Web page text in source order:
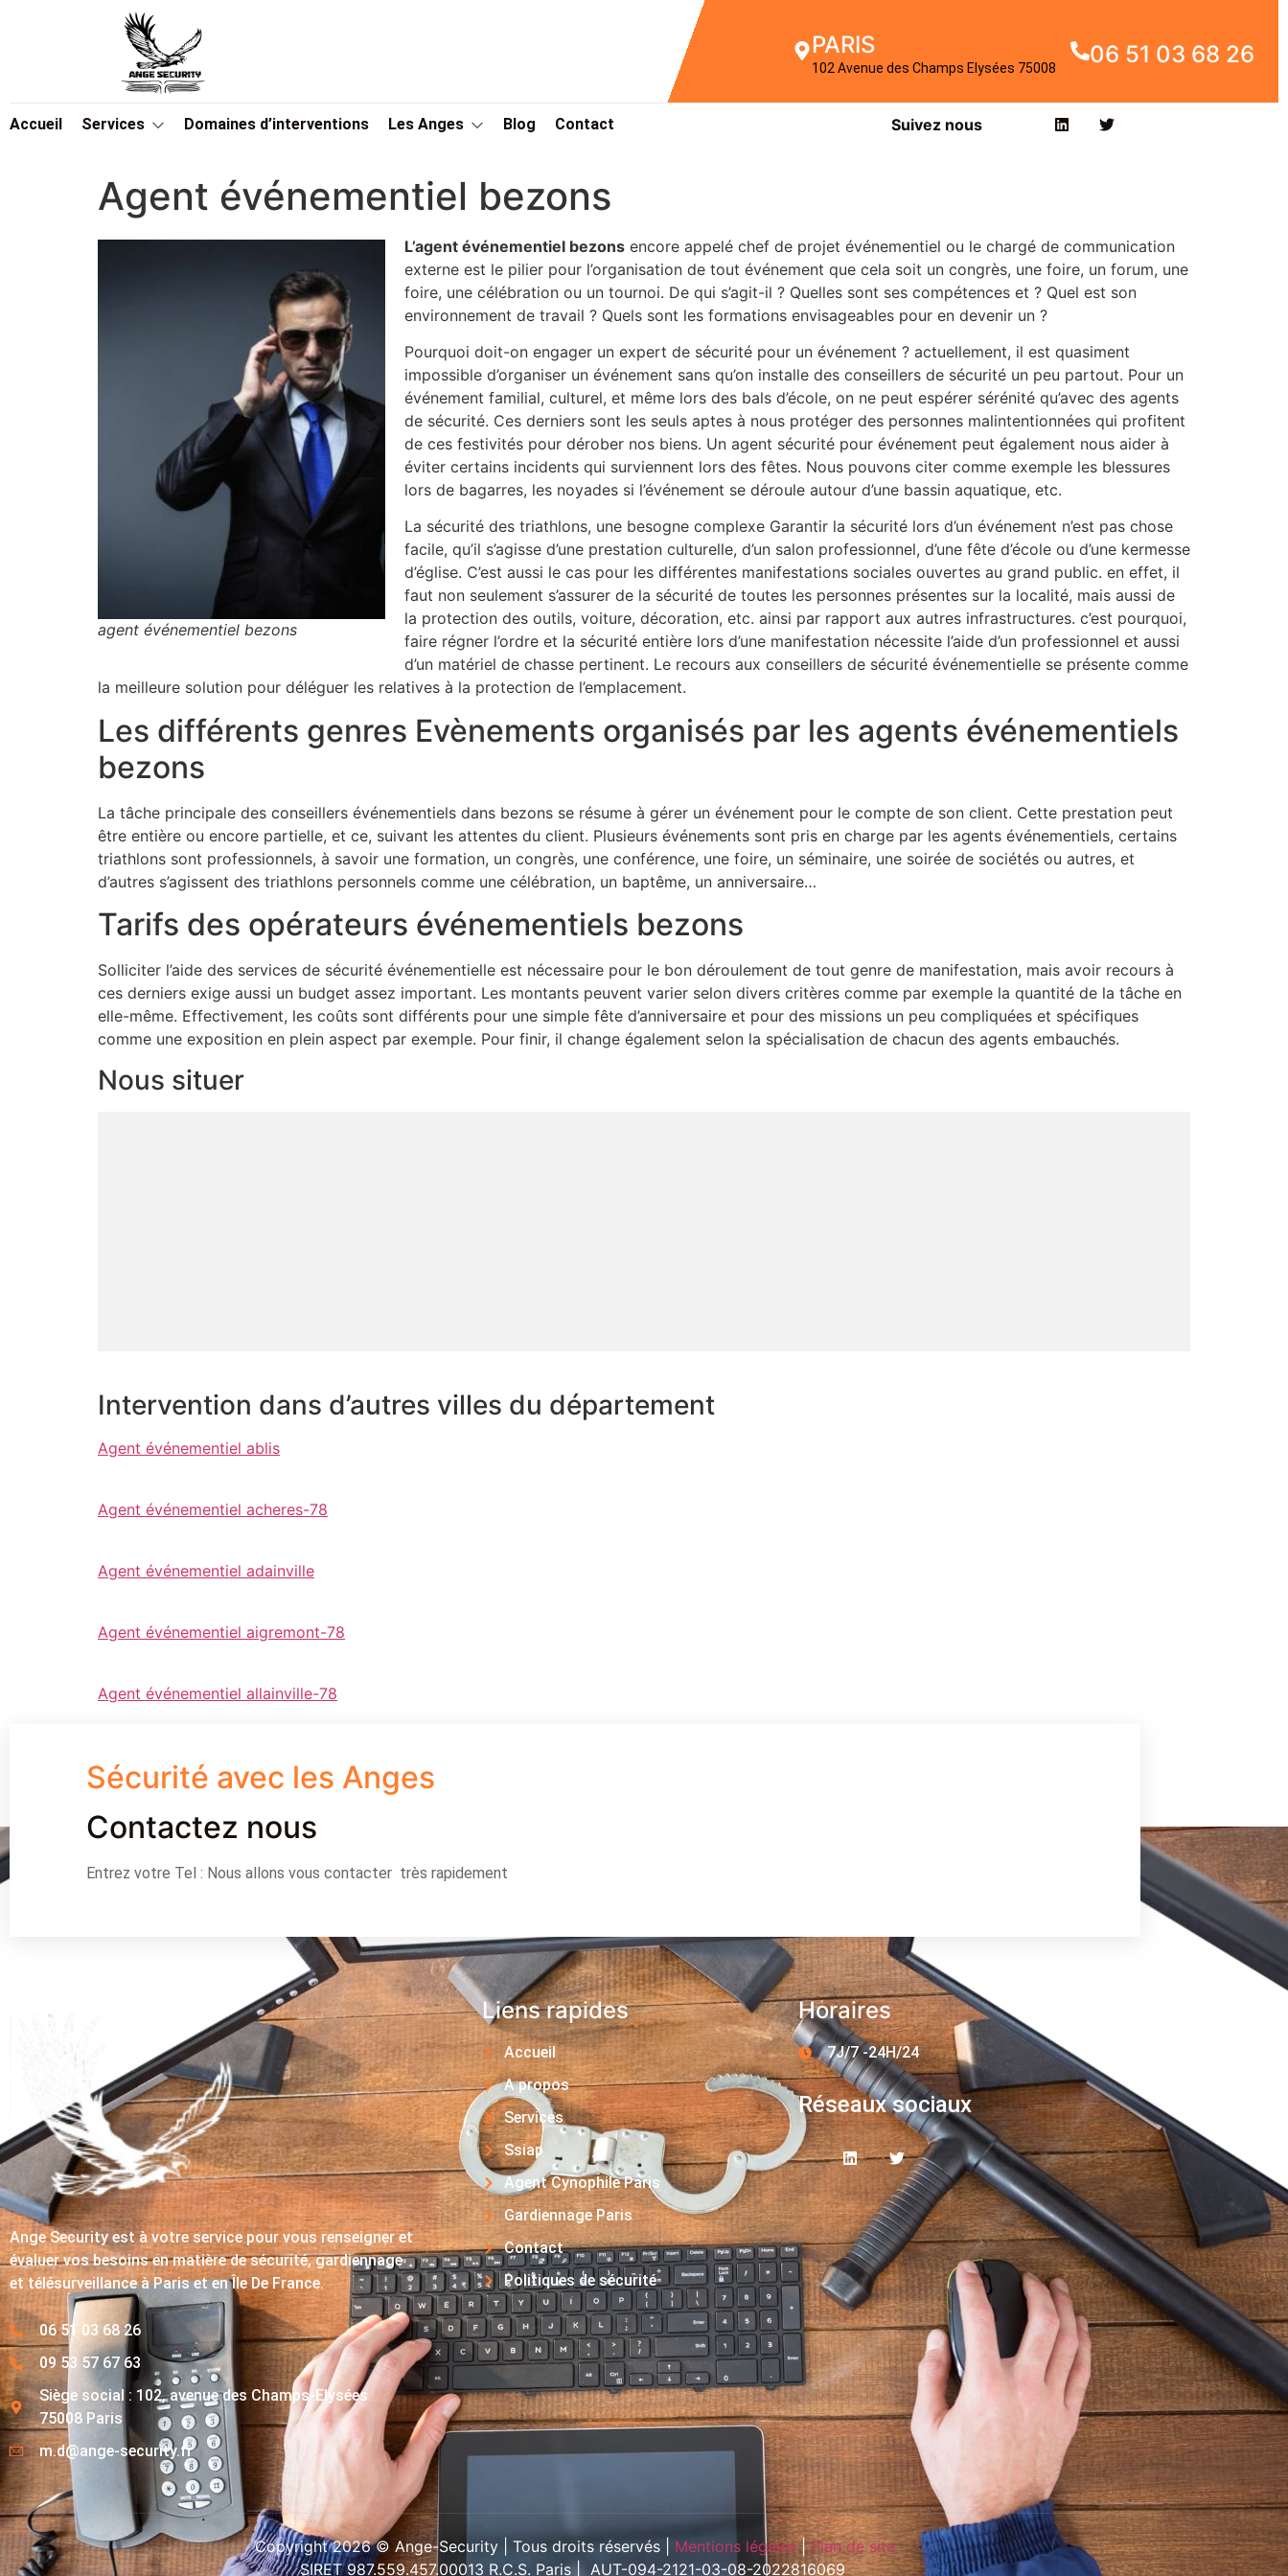
PARIS
102 Avenue des Champs Elysées 75008 06 51 03 68 26
Accueil Services Domaines d’interventions Les Anges Blog Contact Suivez nous
Agent événementiel bezons
agent événementiel bezons
L’agent événementiel bezons encore appelé chef de projet événementiel ou le chargé de communication
externe est le pilier pour l’organisation de tout événement que cela soit un congrès, une foire, un forum, une
foire, une célébration ou un tournoi. De qui s’agit-il ? Quelles sont ses compétences et ? Quel est son
environnement de travail ? Quels sont les formations envisageables pour en devenir un ?
Pourquoi doit-on engager un expert de sécurité pour un événement ? actuellement, il est quasiment
impossible d’organiser un événement sans qu’on installe des conseillers de sécurité un peu partout. Pour un
événement familial, culturel, et même lors des bals d’école, on ne peut espérer sérénité qu’avec des agents
de sécurité. Ces derniers sont les seuls aptes à nous protéger des personnes malintentionnées qui profitent
de ces festivités pour dérober nos biens. Un agent sécurité pour événement peut également nous aider à
éviter certains incidents qui surviennent lors des fêtes. Nous pouvons citer comme exemple les blessures
lors de bagarres, les noyades si l’événement se déroule autour d’une bassin aquatique, etc.
La sécurité des triathlons, une besogne complexe Garantir la sécurité lors d’un événement n’est pas chose
facile, qu’il s’agisse d’une prestation culturelle, d’un salon professionnel, d’une fête d’école ou d’une kermesse
d’église. C’est aussi le cas pour les différentes manifestations sociales ouvertes au grand public. en effet, il
faut non seulement s’assurer de la sécurité de toutes les personnes présentes sur la localité, mais aussi de
la protection des outils, voiture, décoration, etc. ainsi par rapport aux autres infrastructures. c’est pourquoi,
faire régner l’ordre et la sécurité entière lors d’une manifestation nécessite l’aide d’un professionnel et aussi
d’un matériel de chasse pertinent. Le recours aux conseillers de sécurité événementielle se présente comme
la meilleure solution pour déléguer les relatives à la protection de l’emplacement.
Les différents genres Evènements organisés par les agents événementiels
bezons
La tâche principale des conseillers événementiels dans bezons se résume à gérer un événement pour le compte de son client. Cette prestation peut
être entière ou encore partielle, et ce, suivant les attentes du client. Plusieurs événements sont pris en charge par les agents événementiels, certains
triathlons sont professionnels, à savoir une formation, un congrès, une conférence, une foire, un séminaire, une soirée de sociétés ou autres, et
d’autres s’agissent des triathlons personnels comme une célébration, un baptême, un anniversaire…
Tarifs des opérateurs événementiels bezons
Solliciter l’aide des services de sécurité événementielle est nécessaire pour le bon déroulement de tout genre de manifestation, mais avoir recours à
ces derniers exige aussi un budget assez important. Les montants peuvent varier selon divers critères comme par exemple la quantité de la tâche en
elle-même. Effectivement, les coûts sont différents pour une simple fête d’anniversaire et pour des missions un peu compliquées et spécifiques
comme une exposition en plein aspect par exemple. Pour finir, il change également selon la spécialisation de chacun des agents embauchés.
Nous situer
Intervention dans d’autres villes du département
Agent événementiel ablis
Agent événementiel acheres-78
Agent événementiel adainville
Agent événementiel aigremont-78
Agent événementiel allainville-78
Sécurité avec les Anges
Contactez nous
Entrez votre Tel : Nous allons vous contacter très rapidement
Ange Security est à votre service pour vous renseigner et
évaluer vos besoins en matière de sécurité, gardiennage
et télésurveillance à Paris et en Île De France.
06 51 03 68 26
09 53 57 67 63
Siège social : 102, avenue des Champs-Elysées
75008 Paris
m.d@ange-security.fr
Liens rapides
Accueil
A propos
Services
Ssiap
Agent Cynophile Paris
Gardiennage Paris
Contact
Politiques de sécurité
Horaires
7J/7 -24H/24
Réseaux sociaux
Copyright 2026 © Ange-Security | Tous droits réservés | Mentions légales|Plan de site
SIRET 987.559.457.00013 R.C.S. Paris | AUT-094-2121-03-08-2022816069